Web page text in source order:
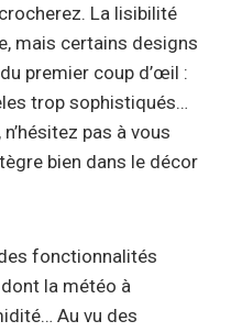
La lisibilité
mais certains designs
premier coup d’œil :
trop sophistiqués…
pas à vous
bien dans le décor
fonctionnalités
la météo à
Au vu des